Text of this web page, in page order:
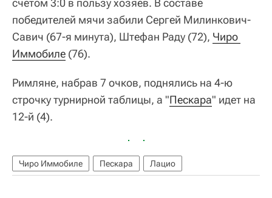
счетом 3:0 в пользу хозяев. В составе
победителей мячи забили Сергей Милинкович-
Савич (67-я минута), Штефан Раду (72), Чиро
Иммобиле (76).
Римляне, набрав 7 очков, поднялись на 4-ю
строчку турнирной таблицы, а "Пескара" идет на
12-й (4).
Чиро Иммобиле Пескара Лацио